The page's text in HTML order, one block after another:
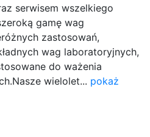
serwisem wszelkiego
gamę wag
zastosowań,
wag laboratoryjnych,
do ważenia
wielolet... pokaż